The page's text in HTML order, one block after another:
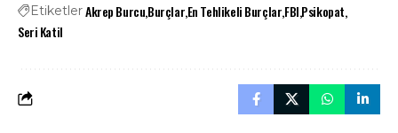
EtiketlerAkrep BurcuBurçlarEn Tehlikeli BurçlarFBIPsikopat
Seri Katil